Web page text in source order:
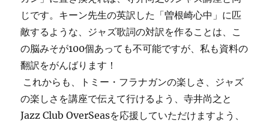
じです。キーン先生の英訳した「曽根崎心中」に匹
敵するような、ジャズ歌詞の対訳を作ることは、こ
の脳みそが100個あっても不可能ですが、私も資料の
翻訳をがんばります！
これからも、トミー・フラナガンの楽しさ、ジャズ
の楽しさを講座で伝えて行けるよう、寺井尚之と
Jazz Club OverSeasを応援していただけますよう、